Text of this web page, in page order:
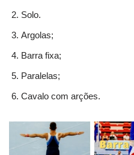
Solo.
Argolas;
Barra fixa;
Paralelas;
Cavalo com arções.